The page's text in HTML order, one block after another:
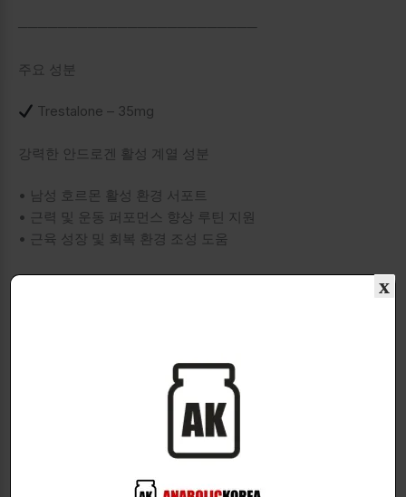
────────────────────────
주요 성분
Trestalone – 35mg
강력한 안드로겐 활성 계열 성분
• 남성 호르몬 활성 환경 서포트
• 근력 및 운동 퍼포먼스 향상 루틴 지원
• 근육 성장 및 회복 환경 조성 도움
────────────────────────
고강도 퍼포먼스 서포트 성분
• 근력 증가 및 운동 능력 향상 지원
• 체성분 변화 프로그램과 함께 활용 가능
────────────────────────
x